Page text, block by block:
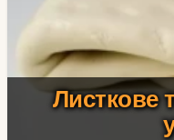
Листкове